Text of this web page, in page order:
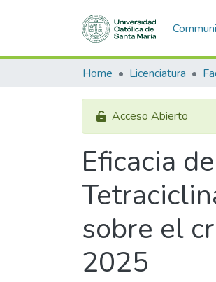
Home Licenciatura
Acceso Abierto
Eficacia
sobre el
2025